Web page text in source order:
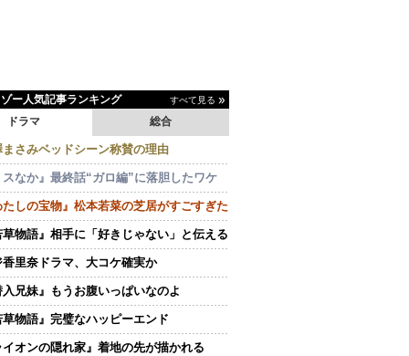
ー人気記事ランキング すべて見る
ドラマ 総合
まさみベッドシーン称賛の理由
スなか』最終話“ガロ編”に落胆したワケ
たしの宝物』松本若菜の芝居がすごすぎた
草物語』相手に「好きじゃない」と伝える
香里奈ドラマ、大コケ確実か
入兄妹』もうお腹いっぱいなのよ
草物語』完璧なハッピーエンド
イオンの隠れ家』着地の先が描かれる